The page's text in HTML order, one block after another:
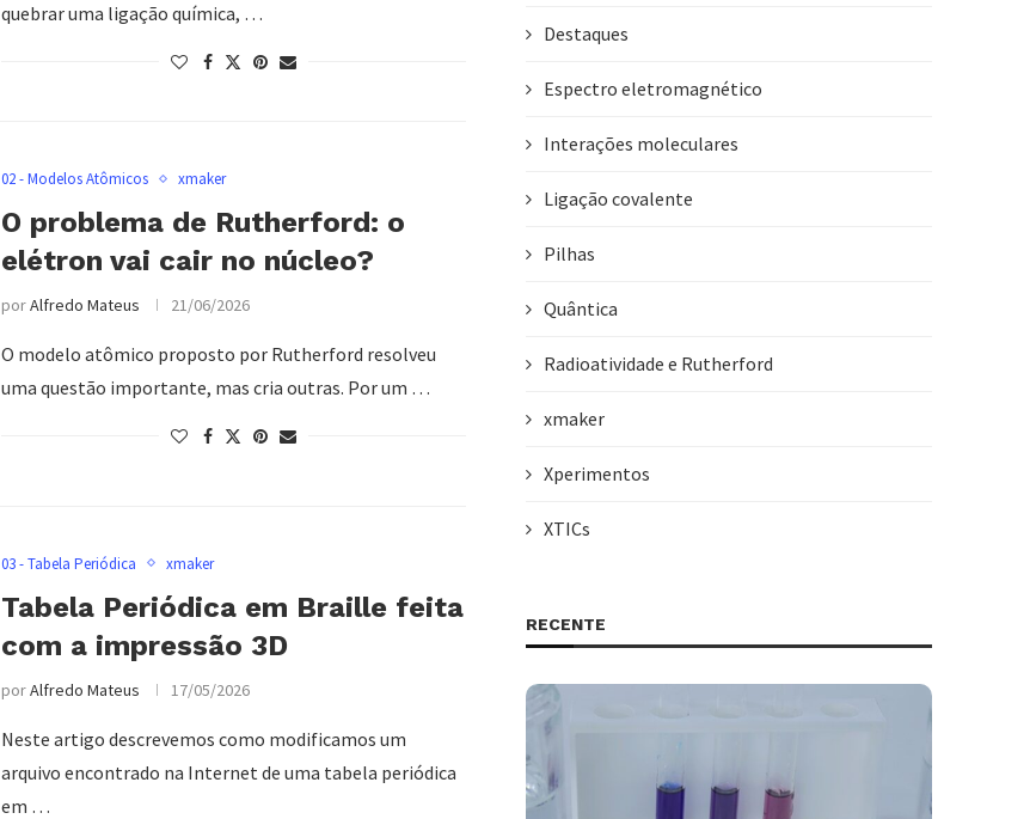
quebrar uma ligação química, …
02 - Modelos Atômicos xmaker
O problema de Rutherford: o
elétron vai cair no núcleo?
porAlfredo Mateus 21/06/2026
O modelo atômico proposto por Rutherford resolveu
uma questão importante, mas cria outras. Por um …
03 - Tabela Periódica xmaker
Tabela Periódica em Braille feita
com a impressão 3D
porAlfredo Mateus 17/05/2026
Neste artigo descrevemos como modificamos um
arquivo encontrado na Internet de uma tabela periódica
em …
Destaques
Espectro eletromagnético
Interações moleculares
Ligação covalente
Pilhas
Quântica
Radioatividade e Rutherford
xmaker
Xperimentos
XTICs
RECENTE